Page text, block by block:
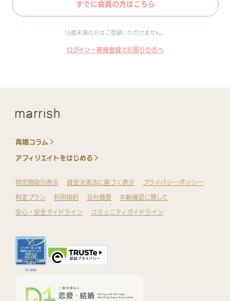
すでに会員の方はこちら
18歳未満の方はご登録いただけません。
ログイン・新規登録でお困りの方へ
再婚コラム
アフィリエイトをはじめる
特定商取引表示 資金決済法に基づく表示 プライバシーポリシー
料金プラン 利用規約 会社概要 年齢確認に関して
安心・安全ガイドライン コミュニティガイドライン